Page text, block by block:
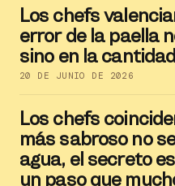
Los chefs
error de la paella
sino en la
20 DE JUNIO DE 2026
Los chefs
más sabroso no
agua, el secreto
un paso que